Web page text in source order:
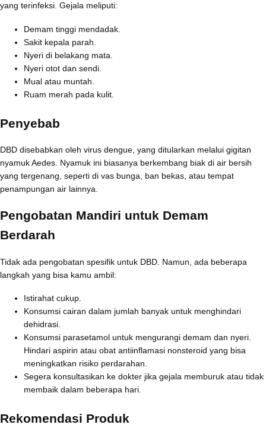
yang terinfeksi. Gejala meliputi:
Demam tinggi mendadak.
Sakit kepala parah.
Nyeri di belakang mata.
Nyeri otot dan sendi.
Mual atau muntah.
Ruam merah pada kulit.
Penyebab
DBD disebabkan oleh virus dengue, yang ditularkan melalui gigitan
nyamuk Aedes. Nyamuk ini biasanya berkembang biak di air bersih
yang tergenang, seperti di vas bunga, ban bekas, atau tempat
penampungan air lainnya.
Pengobatan Mandiri untuk Demam
Berdarah
Tidak ada pengobatan spesifik untuk DBD. Namun, ada beberapa
langkah yang bisa kamu ambil:
Istirahat cukup.
Konsumsi cairan dalam jumlah banyak untuk menghindari
dehidrasi.
Konsumsi parasetamol untuk mengurangi demam dan nyeri.
Hindari aspirin atau obat antiinflamasi nonsteroid yang bisa
meningkatkan risiko perdarahan.
Segera konsultasikan ke dokter jika gejala memburuk atau tidak
membaik dalam beberapa hari.
Rekomendasi Produk